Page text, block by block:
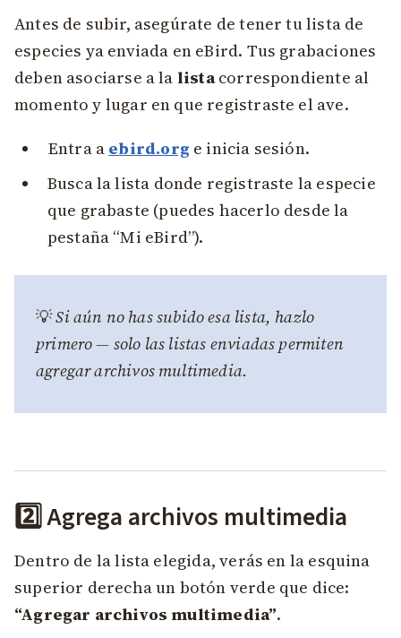
Antes de subir, asegúrate de tener tu lista de
especies ya enviada en eBird. Tus grabaciones
deben asociarse a la listacorrespondiente al
momento y lugar en que registraste el ave.
Entra a ebird.orge inicia sesión.
Busca la lista donde registraste la especie
que grabaste (puedes hacerlo desde la
pestaña “Mi eBird”).
💡Si aún no has subido esa lista, hazlo
primero — solo las listas enviadas permiten
agregar archivos multimedia.
2️⃣ Agrega archivos multimedia
Dentro de la lista elegida, verás en la esquina
superior derecha un botón verde que dice:
“Agregar archivos multimedia”.